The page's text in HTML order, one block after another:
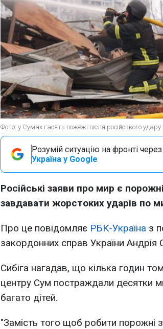
Фото: у Сумах гасять пожежі після російського
Розумій ситуацію на фронті
Україна у Google
Російські заяви про мир є
завдавати жорстоких ударів по
Про це повідомляє РБК-Україна з
закордонних справ України Андрія
Сибіга нагадав, що кілька годин
центру Сум постраждали десятки
багато дітей.
"Замість того щоб робити порожні